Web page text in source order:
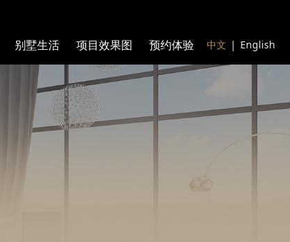
中文 | English
别墅生活 项目效果图 预约体验